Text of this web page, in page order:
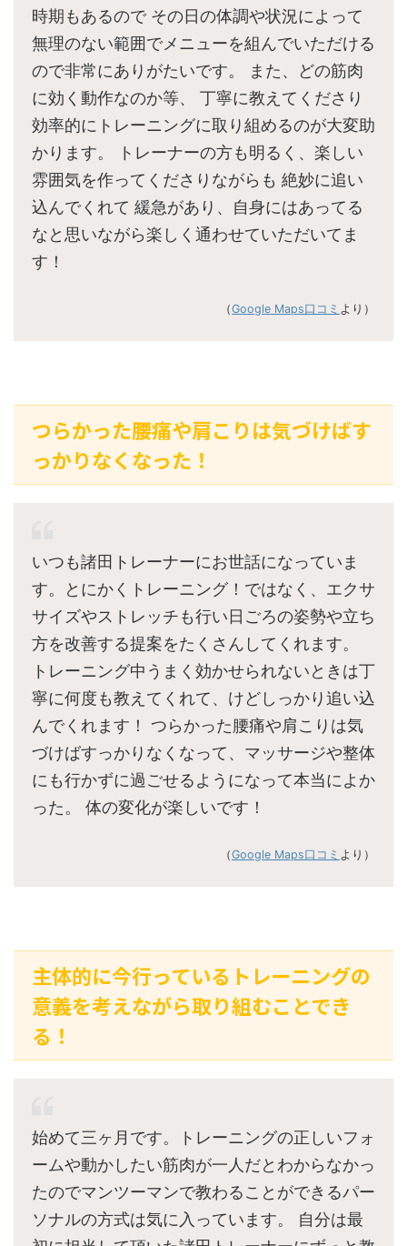
時期もあるので その日の体調や状況によって
無理のない範囲でメニューを組んでいただける
ので非常にありがたいです。 また、どの筋肉
に効く動作なのか等、 丁寧に教えてくださり
効率的にトレーニングに取り組めるのが大変助
かります。 トレーナーの方も明るく、楽しい
雰囲気を作ってくださりながらも 絶妙に追い
込んでくれて 緩急があり、自身にはあってる
なと思いながら楽しく通わせていただいてま
す！
（Google Maps口コミ より）
つらかった腰痛や肩こりは気づけばす
っかりなくなった！
いつも諸田トレーナーにお世話になっていま
す。とにかくトレーニング！ではなく、エクサ
サイズやストレッチも行い日ごろの姿勢や立ち
方を改善する提案をたくさんしてくれます。
トレーニング中うまく効かせられないときは丁
寧に何度も教えてくれて、けどしっかり追い込
んでくれます！ つらかった腰痛や肩こりは気
づけばすっかりなくなって、マッサージや整体
にも行かずに過ごせるようになって本当によか
った。 体の変化が楽しいです！
（Google Maps口コミ より）
主体的に今行っているトレーニングの
意義を考えながら取り組むことでき
る！
始めて三ヶ月です。トレーニングの正しいフォ
ームや動かしたい筋肉が一人だとわからなかっ
たのでマンツーマンで教わることができるパー
ソナルの方式は気に入っています。 自分は最